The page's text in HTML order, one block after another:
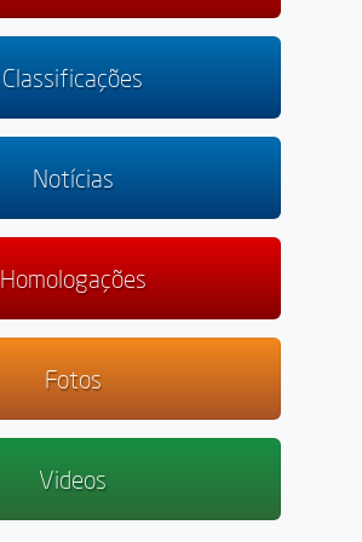
Classificações
Notícias
Homologações
Fotos
Videos